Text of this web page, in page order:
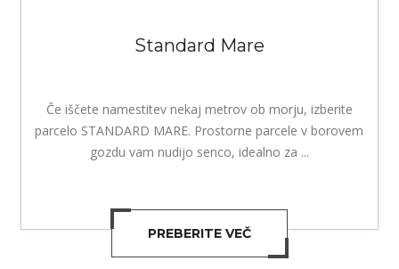
Standard Mare
Če iščete namestitev nekaj metrov ob morju, izberite
parcelo STANDARD MARE. Prostorne parcele v borovem
gozdu vam nudijo senco, idealno za ...
PREBERITE VEČ